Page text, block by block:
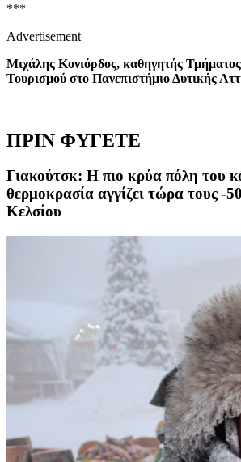
***
Advertisement
Μιχάλης Κονιόρδος, καθηγητής
Τουρισμού στο Πανεπιστήμιο Δυτικής
ΠΡΙΝ ΦΥΓΕΤΕ
Γιακούτσκ: H πιο κρύα πόλη του
θερμοκρασία αγγίζει τώρα τους -
Κελσίου